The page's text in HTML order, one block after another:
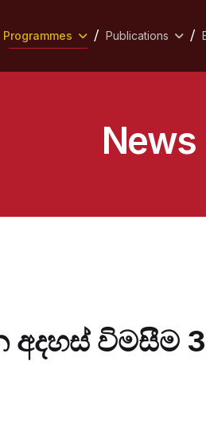
Programmes Publications
News
අදහස් විමසීම